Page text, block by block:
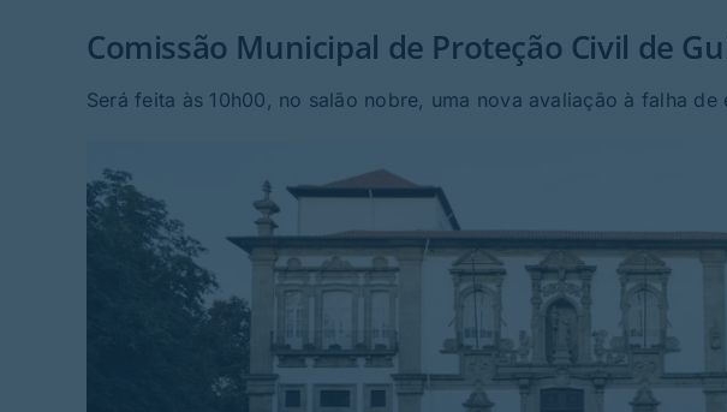
Comissão Municipal de Proteção Civil de
Será feita às 10h00, no salão nobre, uma nova avaliação à falha